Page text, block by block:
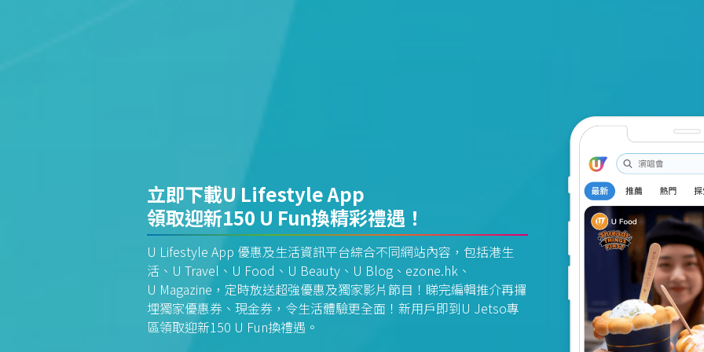
立即下載U Lifestyle App
領取迎新150 U Fun換精彩禮遇！
U Lifestyle App 優惠及生活資訊平台綜合不同網站內容，包括港生
活、U Travel、U Food、U Beauty、U Blog、ezone.hk、
U Magazine，定時放送超強優惠及獨家影片節目！睇完編輯推介再攞
埋獨家優惠券、現金券，令生活體驗更全面！新用戶即到U Jetso專
區領取迎新150 U Fun換禮遇。